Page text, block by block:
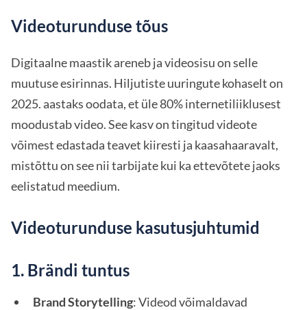
Videoturunduse tõus
Digitaalne maastik areneb ja videosisu on selle
muutuse esirinnas. Hiljutiste uuringute kohaselt on
2025. aastaks oodata, et üle 80% internetiliiklusest
moodustab video. See kasv on tingitud videote
võimest edastada teavet kiiresti ja kaasahaaravalt,
mistõttu on see nii tarbijate kui ka ettevõtete jaoks
eelistatud meedium.
Videoturunduse kasutusjuhtumid
1. Brändi tuntus
Brand Storytelling: Videod võimaldavad